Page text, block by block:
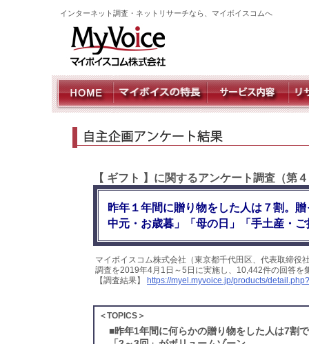
インターネット調査・ネットリサーチなら、マイボイスコムへ
【 ギフト 】に関するアンケート調査（第
昨年１年間に贈り物をした人は７割。
中元・お歳暮」「母の日」「手土産・
マイボイスコム株式会社（東京都千代田区、代表取締役
調査を2019年4月1日～5日に実施し、10,442件の回答を
【調査結果】
https://myel.myvoice.jp/products/
＜TOPICS＞
■昨年1年間に何らかの贈り物をした人は7割